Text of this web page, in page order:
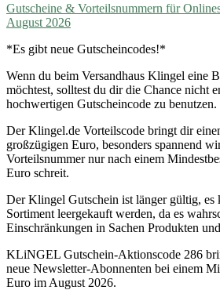
Gutscheine & Vorteilsnummern für
August 2026
*Es gibt neue Gutscheincodes!*
Wenn du beim Versandhaus Klingel eine
möchtest, solltest du dir die Chance nicht
hochwertigen Gutscheincode zu benutzen.
Der Klingel.de Vorteilscode bringt dir
großzügigen Euro, besonders spannend
Vorteilsnummer nur nach einem
Euro schreit.
Der Klingel Gutschein ist länger gültig, es
Sortiment leergekauft werden, da es
Einschränkungen in Sachen Produkten
KLiNGEL Gutschein-Aktionscode 286
neue Newsletter-Abonnenten bei einem
Euro im August 2026.